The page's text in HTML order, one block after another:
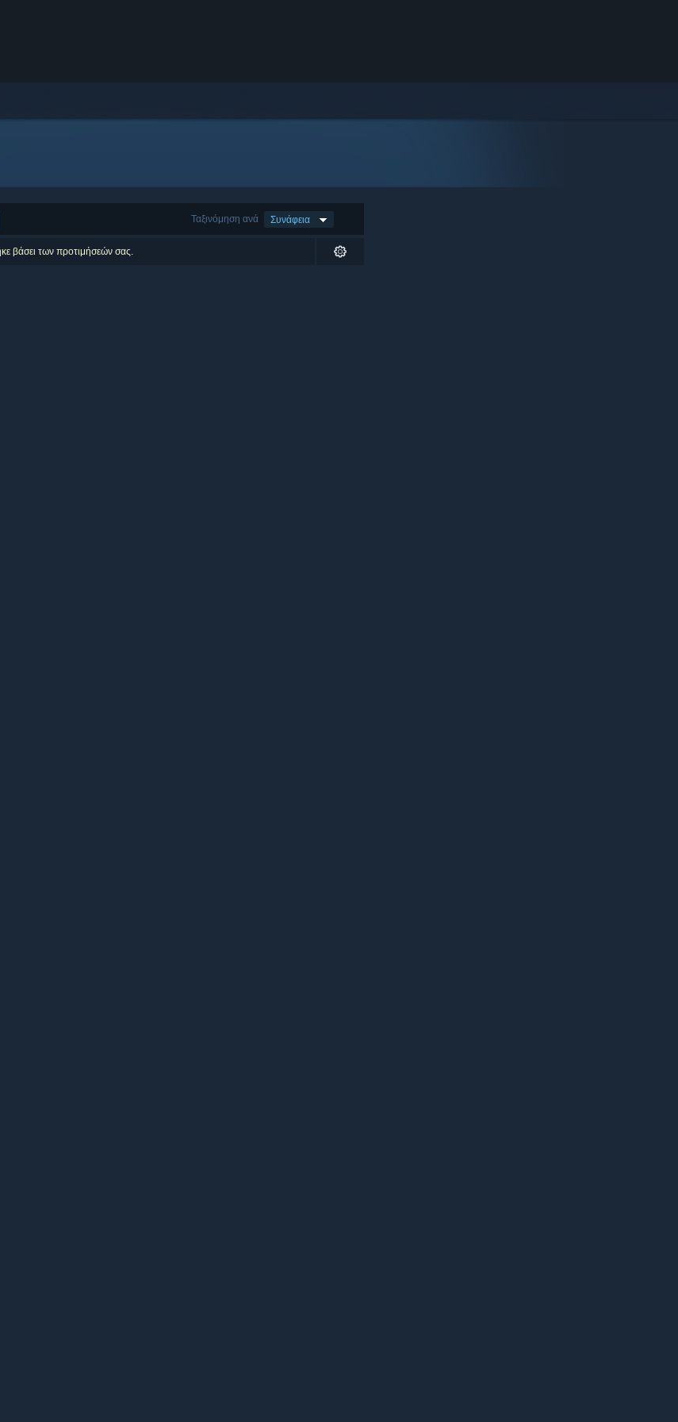
Ταξινόμηση ανά Συνάφεια
βάσει των προτιμήσεών σας.